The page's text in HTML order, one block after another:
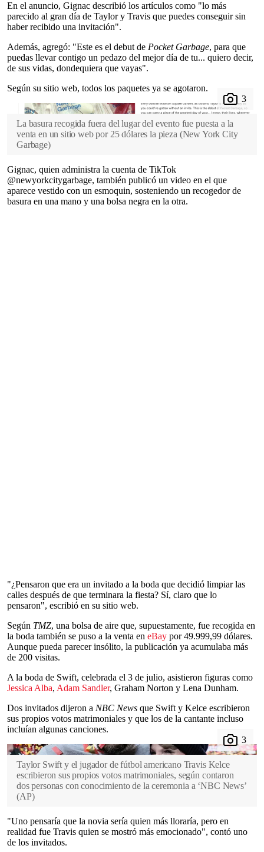
En el anuncio, Gignac describió los artículos como "lo más
parecido al gran día de Taylor y Travis que puedes conseguir sin
haber recibido una invitación".
Además, agregó: "Este es el debut de Pocket Garbage, para que
puedas llevar contigo un pedazo del mejor día de tu... quiero decir,
de sus vidas, dondequiera que vayas".
Según su sitio web, todos los paquetes ya se agotaron.
La basura recogida fuera del lugar del evento fue puesta a la
venta en un sitio web por 25 dólares la pieza (New York City
Garbage)
Gignac, quien administra la cuenta de TikTok
@newyorkcitygarbage, también publicó un video en el que
aparece vestido con un esmoquin, sosteniendo un recogedor de
basura en una mano y una bolsa negra en la otra.
"¿Pensaron que era un invitado a la boda que decidió limpiar las
calles después de que terminara la fiesta? Sí, claro que lo
pensaron", escribió en su sitio web.
Según TMZ, una bolsa de aire que, supuestamente, fue recogida en
la boda también se puso a la venta en eBay por 49.999,99 dólares.
Aunque pueda parecer insólito, la publicación ya acumulaba más
de 200 visitas.
A la boda de Swift, celebrada el 3 de julio, asistieron figuras como
Jessica Alba, Adam Sandler, Graham Norton y Lena Dunham.
Dos invitados dijeron a NBC News que Swift y Kelce escribieron
sus propios votos matrimoniales y que los de la cantante incluso
incluían algunas canciones.
Taylor Swift y el jugador de fútbol americano Travis Kelce
escribieron sus propios votos matrimoniales, según contaron
dos personas con conocimiento de la ceremonia a ‘NBC News’
(AP)
"Uno pensaría que la novia sería quien más lloraría, pero en
realidad fue Travis quien se mostró más emocionado", contó uno
de los invitados.